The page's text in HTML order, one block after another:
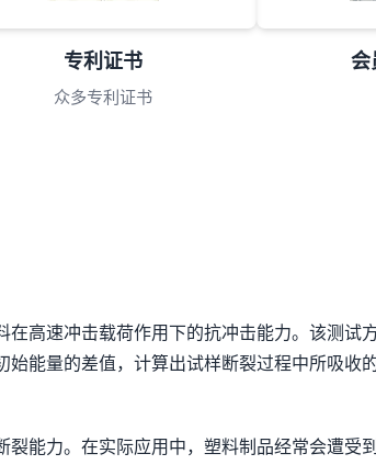
专利证书
众多专利证书
会
高速冲击载荷作用下的抗冲击能力。该测试
能量的差值，计算出试样断裂过程中所吸收
能力。在实际应用中，塑料制品经常会遭受